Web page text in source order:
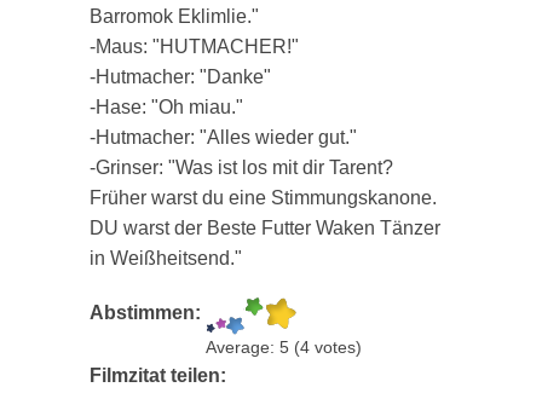
Barromok Eklimlie."
-Maus: "HUTMACHER!"
-Hutmacher: "Danke"
-Hase: "Oh miau."
-Hutmacher: "Alles wieder gut."
-Grinser: "Was ist los mit dir Tarent?
Früher warst du eine Stimmungskanone.
DU warst der Beste Futter Waken Tänzer
in Weißheitsend."
Abstimmen:
Average: 5 (4 votes)
Filmzitat teilen: